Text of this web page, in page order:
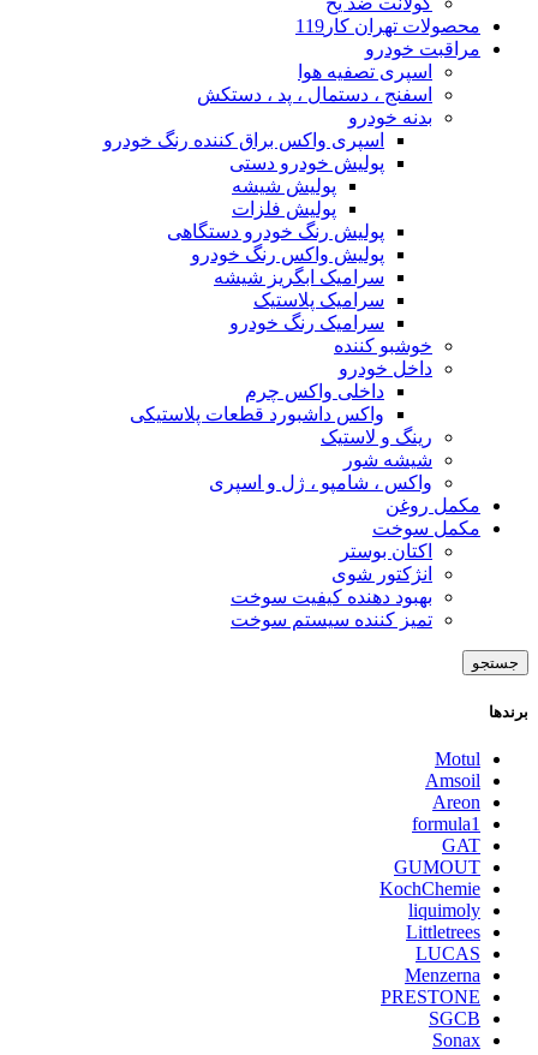
محصولات تهران کار119
مراقبت خودرو
اسپری تصفیه هوا
اسفنج ، دستمال ، پد ، دستکش
بدنه خودرو
اسپری واکس براق کننده رنگ خودرو
پولیش خودرو دستی
پولیش شیشه
پولیش فلزات
پولیش رنگ خودرو دستگاهی
پولیش واکس رنگ خودرو
سرامیک ابگریز شیشه
سرامیک پلاستیک
سرامیک رنگ خودرو
خوشبو کننده
داخل خودرو
داخلی واکس چرم
واکس داشبورد قطعات پلاستیکی
رینگ و لاستیک
شیشه شور
واکس ، شامپو ، ژل و اسپری
مکمل روغن
مکمل سوخت
اکتان بوستر
انژکتور شوی
بهبود دهنده کیفیت سوخت
تمیز کننده سیستم سوخت
جستجو
برندها
Motul
Amsoil
Areon
formula1
GAT
GUMOUT
KochChemie
liquimoly
Littletrees
LUCAS
Menzerna
PRESTONE
SGCB
Sonax